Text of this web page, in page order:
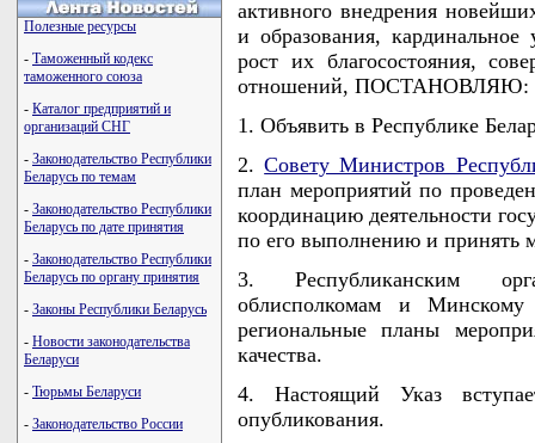
Полезные ресурсы
- Таможенный кодекс
таможенного союза
- Каталог предприятий и
организаций СНГ
- Законодательство Республики
Беларусь по темам
- Законодательство Республики
Беларусь по дате принятия
- Законодательство Республики
Беларусь по органу принятия
- Законы Республики Беларусь
- Новости законодательства
Беларуси
- Тюрьмы Беларуси
- Законодательство России
активного внедрения
и образования,
рост их благосостояния,
отношений, ПОСТАНОВЛЯЮ:
1. Объявить в Республике
2.Совету Министров
план мероприятий по
координацию деятельности
по его выполнению и принять
3. Республиканским
облисполкомам и Минскому
региональные планы
качества.
4. Настоящий Указ
опубликования.